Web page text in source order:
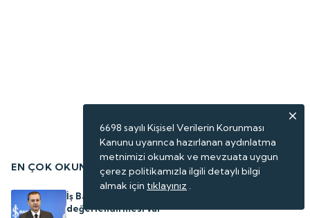
EN ÇOK OKUNANLAR
İş Bankası Genel Müdürü Hakan Aran'dan bilanço
değerlendirmesi var
6698 sayılı Kişisel Verilerin Korunması
Kanunu uyarınca hazırlanan aydınlatma
metnimizi okumak ve mevzuata uygun
çerez politikamızla ilgili detaylı bilgi
almak için tıklayınız .